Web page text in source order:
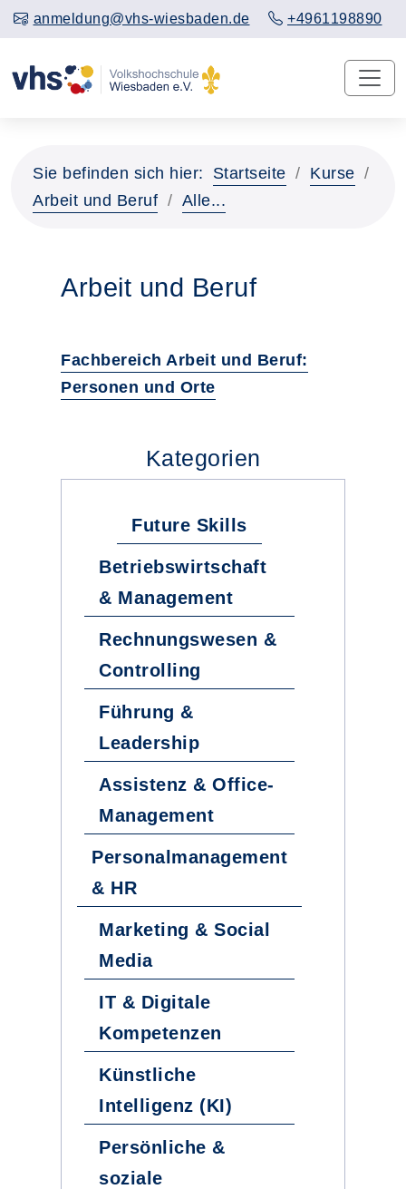
anmeldung@vhs-wiesbaden.de +4961198890
Sie befinden sich hier: Startseite
Kurse
Arbeit und Beruf
Alle...
Arbeit und Beruf
Fachbereich Arbeit und Beruf:
Personen und Orte
Kategorien
Future Skills
Betriebswirtschaft
& Management
Rechnungswesen &
Controlling
Führung &
Leadership
Assistenz & Office-
Management
Personalmanagement
& HR
Marketing & Social
Media
IT & Digitale
Kompetenzen
Künstliche
Intelligenz (KI)
Persönliche &
soziale